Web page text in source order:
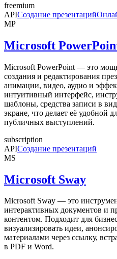
freemium
APIСоздание презентаций
MP
Microsoft
Microsoft PowerPoint — это
создания и редактирования
анимации, видео, аудио и
интуитивный интерфейс,
шаблоны, средства записи в
экране, что делает её удобной
публичных выступлений.
subscription
APIСоздание презентаций
MS
Microsoft Sway
Microsoft Sway — это
интерактивных документов и
контентом. Подходит для
визуализировать идеи,
материалами через ссылку,
в PDF и Word.